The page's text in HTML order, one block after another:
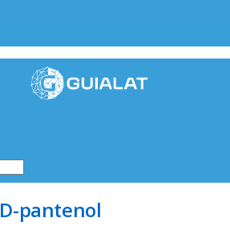
D-pantenol